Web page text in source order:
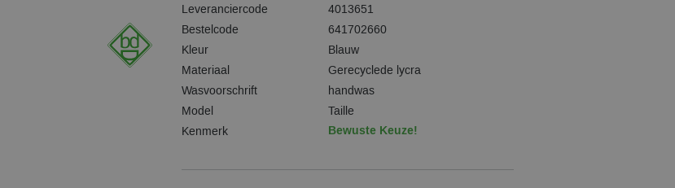
Leveranciercode
4013651
Bestelcode
641702660
Kleur
Blauw
Materiaal
Gerecyclede lycra
Wasvoorschrift
handwas
Model
Taille
Kenmerk
Bewuste Keuze!